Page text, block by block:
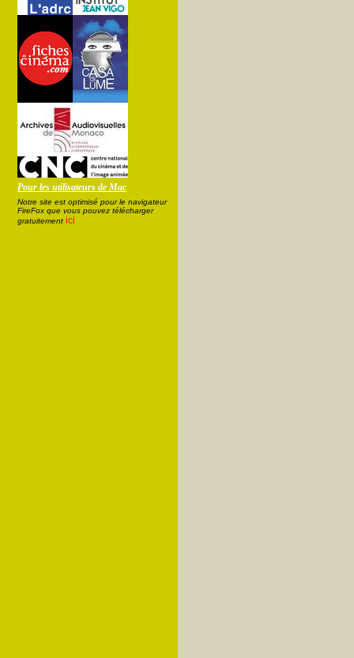
Pour les utilisateurs de Mac
Notre site est optimisé pour le navigateur
FireFox que vous pouvez télécharger
gratuitement ici